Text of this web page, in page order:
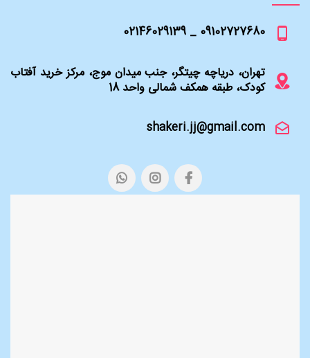
09102727680 _ 02146029139
تهران، دریاچه چیتگر، جنب میدان موج، مرکز خرید آفتاب
کودک، طبقه همکف شمالی واحد 18
shakeri.jj@gmail.com